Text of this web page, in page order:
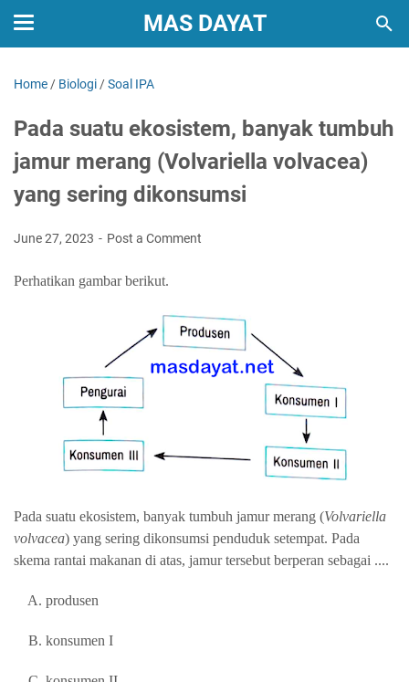
MAS DAYAT
Home / Biologi /Soal IPA
Pada suatu ekosistem, banyak tumbuh
jamur merang (Volvariella volvacea)
yang sering dikonsumsi
June 27, 2023 Post a Comment
Perhatikan gambar berikut.
Pada suatu ekosistem, banyak tumbuh jamur merang (Volvariella
volvacea) yang sering dikonsumsi penduduk setempat. Pada
skema rantai makanan di atas, jamur tersebut berperan sebagai ....
A. produsen
B. konsumen I